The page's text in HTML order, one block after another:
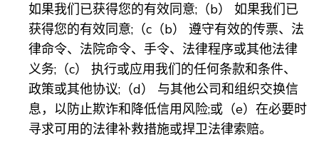
如果我们已获得您的有效同意;（b） 如果我们已
获得您的有效同意;（c（b） 遵守有效的传票、法
律命令、法院命令、手令、法律程序或其他法律
义务;（c） 执行或应用我们的任何条款和条件、
政策或其他协议;（d） 与其他公司和组织交换信
息，以防止欺诈和降低信用风险;或（e）在必要时
寻求可用的法律补救措施或捍卫法律索赔。